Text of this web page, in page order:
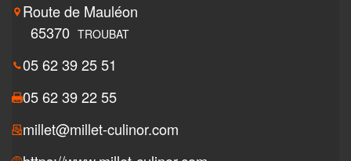
Route de Mauléon
65370 TROUBAT
05 62 39 25 51
05 62 39 22 55
millet@millet-culinor.com